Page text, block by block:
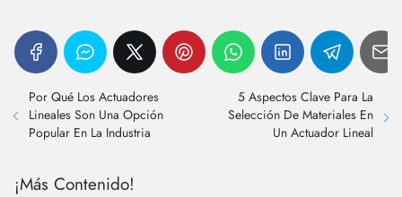
Por Qué Los Actuadores
Lineales Son Una Opción
Popular En La Industria
5 Aspectos Clave Para La
Selección De Materiales En
Un Actuador Lineal
¡Más Contenido!